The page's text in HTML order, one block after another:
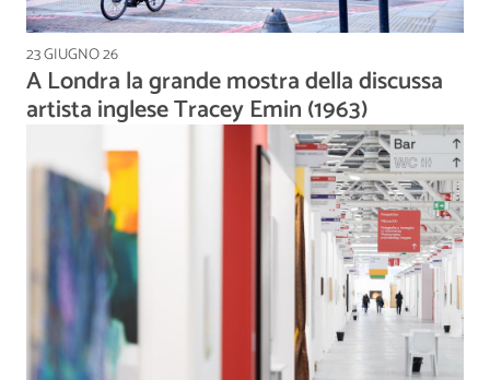
23 GIUGNO 26
A Londra la grande mostra della discussa
artista inglese Tracey Emin (1963)